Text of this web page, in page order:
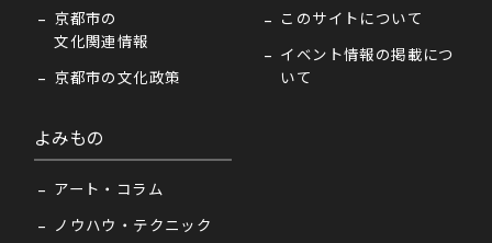
京都市の
文化関連情報
京都市の文化政策
よみもの
アート・コラム
ノウハウ・テクニック
このサイトについて
イベント情報の掲載につ
いて